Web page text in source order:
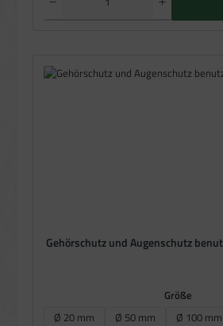
Gehörschutz und Augenschutz
Größe
Ø 20 mm
Ø 50 mm Ø 100 mm